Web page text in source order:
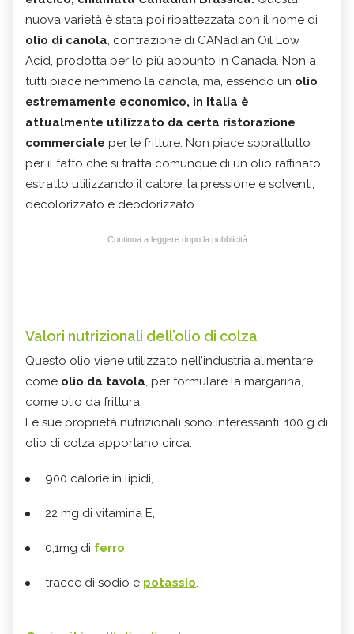
nuova varietà è stata poi ribattezzata con il nome di
olio di canola, contrazione di CANadian Oil Low
Acid, prodotta per lo più appunto in Canada. Non a
tutti piace nemmeno la canola, ma, essendo un olio
estremamente economico, in Italia è
attualmente utilizzato da certa ristorazione
commerciale per le fritture. Non piace soprattutto
per il fatto che si tratta comunque di un olio raffinato,
estratto utilizzando il calore, la pressione e solventi,
decolorizzato e deodorizzato.
Continua a leggere dopo la pubblicità
Valori nutrizionali dell’olio di colza
Questo olio viene utilizzato nell’industria alimentare,
come olio da tavola, per formulare la margarina,
come olio da frittura.
Le sue proprietà nutrizionali sono interessanti. 100 g di
olio di colza apportano circa:
900 calorie in lipidi,
22 mg di vitamina E,
0,1mg di ferro,
tracce di sodio e potassio.